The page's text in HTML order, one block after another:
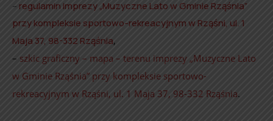
–regulamin imprezy „Muzyczne Lato w Gminie Rząśnia”
przy kompleksie sportowo-rekreacyjnym w Rząśni, ul. 1
Maja 37, 98-332 Rząśnia,
– szkic graficzny – mapa – terenu imprezy „Muzyczne Lato
w Gminie Rząśnia” przy kompleksie sportowo-
rekreacyjnym w Rząśni, ul. 1 Maja 37, 98-332 Rząśnia.